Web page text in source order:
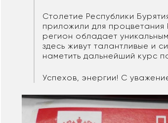
Столетие Республики
приложили для
регион обладает
здесь живут талантливые и
наметить дальнейший курс
Успехов, энергии! С